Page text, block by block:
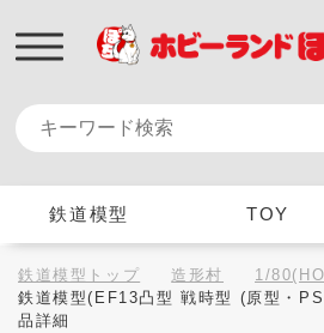
鉄道模型 TOY
鉄道模型トップ 造形村
1/
鉄道模型(EF13凸型 戦時型 (原型・
品詳細